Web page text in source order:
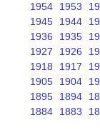
1954
1953
1945
1944
1936
1935
1927
1926
1918
1917
1905
1904
1895
1894
1884
1883